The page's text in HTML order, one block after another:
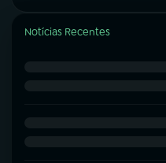
Notícias Recentes